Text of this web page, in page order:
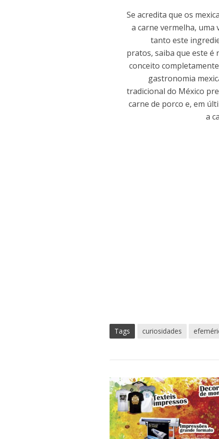
Se acredita que os
a carne vermelha, uma
tanto este
pratos, saiba que este é
conceito
gastronomia
tradicional do México
carne de porco e, em
a
Tags curiosidades